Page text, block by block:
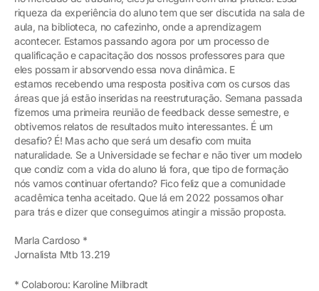
riqueza da experiência do aluno tem que ser discutida na sala de
aula, na biblioteca, no cafezinho, onde a aprendizagem
acontecer. Estamos passando agora por um processo de
qualificação e capacitação dos nossos professores para que
eles possam ir absorvendo essa nova dinâmica. E
estamos recebendo uma resposta positiva com os cursos das
áreas que já estão inseridas na reestruturação. Semana passada
fizemos uma primeira reunião de feedback desse semestre, e
obtivemos relatos de resultados muito interessantes. É um
desafio? É! Mas acho que será um desafio com muita
naturalidade. Se a Universidade se fechar e não tiver um modelo
que condiz com a vida do aluno lá fora, que tipo de formação
nós vamos continuar ofertando? Fico feliz que a comunidade
acadêmica tenha aceitado. Que lá em 2022 possamos olhar
para trás e dizer que conseguimos atingir a missão proposta.
Marla Cardoso *
Jornalista Mtb 13.219
* Colaborou: Karoline Milbradt